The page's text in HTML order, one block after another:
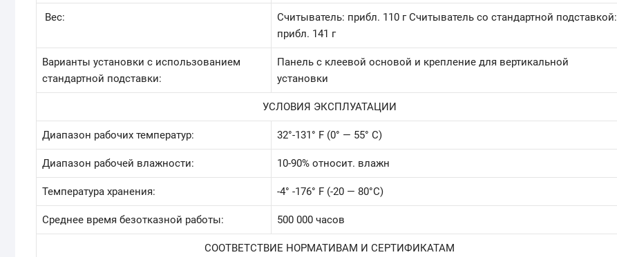
Вес:
Считыватель: прибл. 110 г Считыватель со стандартной подставкой:
прибл. 141 г
Варианты установки с использованием
стандартной подставки:
Панель с клеевой основой и крепление для вертикальной
установки
УСЛОВИЯ ЭКСПЛУАТАЦИИ
Диапазон рабочих температур: 32°-131° F (0° — 55° C)
Диапазон рабочей влажности: 10-90% относит. влажн
Температура хранения: -4° -176° F (-20 — 80°C)
Среднее время безотказной работы: 500 000 часов
СООТВЕТСТВИЕ НОРМАТИВАМ И СЕРТИФИКАТАМ